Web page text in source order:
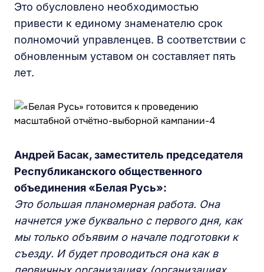
Это обусловлено необходимостью
привести к единому знаменателю срок
полномочий управленцев. В соответствии с
обновленным уставом он составляет пять
лет.
Андрей Басак, заместитель председателя
Республиканского общественного
объединения «Белая Русь»:
Это большая планомерная работа. Она
начнется уже буквально с первого дня, как
мы только объявим о начале подготовки к
съезду. И будет проводиться она как в